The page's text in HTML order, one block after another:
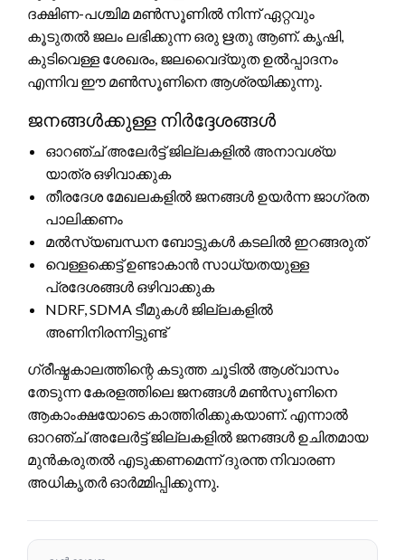
ദക്ഷിണ-പശ്ചിമ മൺസൂണിൽ നിന്ന് ഏറ്റവും
കൂടുതൽ ജലം ലഭിക്കുന്ന ഒരു ഋതു ആണ്. കൃഷി,
കുടിവെള്ള ശേഖരം, ജലവൈദ്യുത ഉൽപ്പാദനം
എന്നിവ ഈ മൺസൂണിനെ ആശ്രയിക്കുന്നു.
ജനങ്ങൾക്കുള്ള നിർദ്ദേശങ്ങൾ
ഓറഞ്ച് അലേർട്ട് ജില്ലകളിൽ അനാവശ്യ
യാത്ര ഒഴിവാക്കുക
തീരദേശ മേഖലകളിൽ ജനങ്ങൾ ഉയർന്ന ജാഗ്രത
പാലിക്കണം
മൽസ്യബന്ധന ബോട്ടുകൾ കടലിൽ ഇറങ്ങരുത്
വെള്ളക്കെട്ട് ഉണ്ടാകാൻ സാധ്യതയുള്ള
പ്രദേശങ്ങൾ ഒഴിവാക്കുക
NDRF, SDMA ടീമുകൾ ജില്ലകളിൽ
അണിനിരന്നിട്ടുണ്ട്
ഗ്രീഷ്മകാലത്തിന്റെ കടുത്ത ചൂടിൽ ആശ്വാസം
തേടുന്ന കേരളത്തിലെ ജനങ്ങൾ മൺസൂണിനെ
ആകാംക്ഷയോടെ കാത്തിരിക്കുകയാണ്. എന്നാൽ
ഓറഞ്ച് അലേർട്ട് ജില്ലകളിൽ ജനങ്ങൾ ഉചിതമായ
മുൻകരുതൽ എടുക്കണമെന്ന് ദുരന്ത നിവാരണ
അധികൃതർ ഓർമ്മിപ്പിക്കുന്നു.